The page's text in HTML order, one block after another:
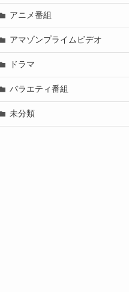
アニメ番組
アマゾンプライムビデオ
ドラマ
バラエティ番組
未分類